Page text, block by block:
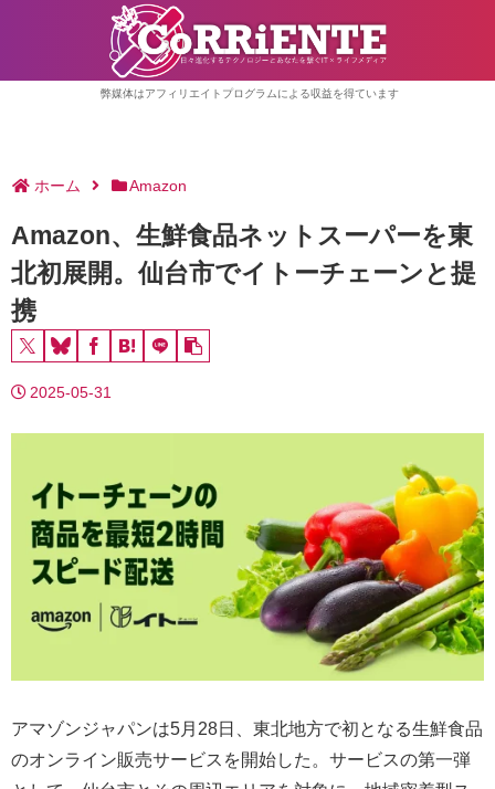
弊媒体はアフィリエイトプログラムによる収益を得ています
ホーム Amazon
Amazon、生鮮食品ネットスーパーを東
北初展開。仙台市でイトーチェーンと提
携
2025-05-31
アマゾンジャパンは5月28日、東北地方で初となる生鮮食品
のオンライン販売サービスを開始した。サービスの第一弾